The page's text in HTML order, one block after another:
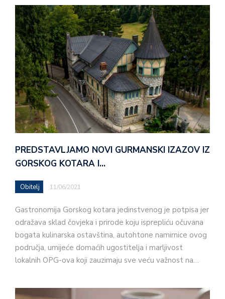
PREDSTAVLJAMO NOVI GURMANSKI IZAZOV IZ
GORSKOG KOTARA I…
Obitelj 11/06/2021
Gastronomija Gorskog kotara jedinstvenog je potpisa jer
odražava sklad čovjeka i prirode koju isprepliću očuvana
bogata kulinarska ostavština, autohtone namirnice ovog
područja, umijeće domaćih ugostitelja i marljivost
lokalnih OPG-ova koji zauzimaju sve veću važnost na…